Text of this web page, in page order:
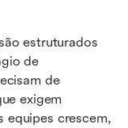
estruturados
de
de
exigem
equipes crescem,